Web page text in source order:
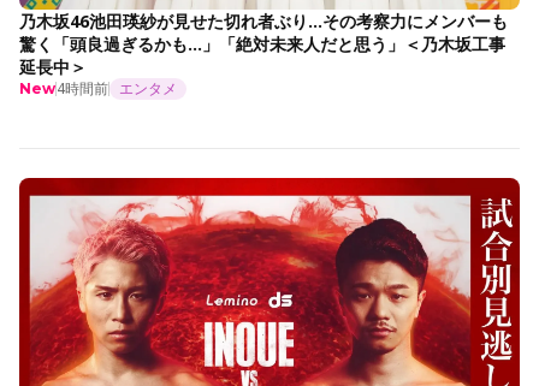
乃木坂46池田瑛紗が見せた切れ者ぶり…その考察力にメンバーも
驚く「頭良過ぎるかも…」「絶対未来人だと思う」＜乃木坂工事
延長中＞
New4時間前 エンタメ